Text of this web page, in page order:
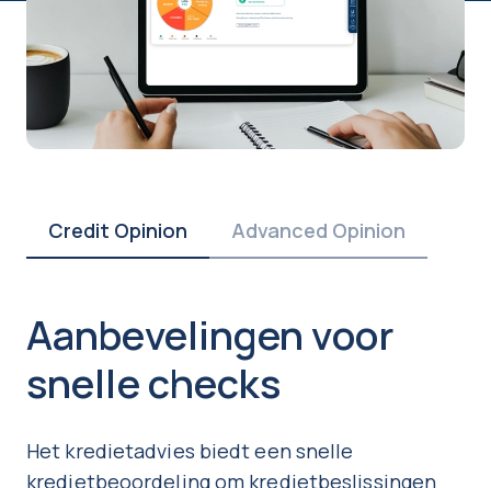
Credit Opinion Advanced Opinion
Aanbevelingen voor
snelle checks
Het kredietadvies biedt een snelle
kredietbeoordeling om kredietbeslissingen